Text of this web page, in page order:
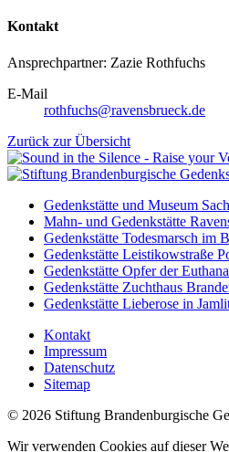
Kontakt
Ansprechpartner: Zazie Rothfuchs
E-Mail
rothfuchs@ravensbrueck.de
Zurück zur Übersicht
Gedenkstätte und Museum
Mahn- und Gedenkstätte
Gedenkstätte Todesmarsch im
Gedenkstätte Leistikowstraße
Gedenkstätte Opfer der
Gedenkstätte Zuchthaus
Gedenkstätte Lieberose in
Kontakt
Impressum
Datenschutz
Sitemap
© 2026 Stiftung Brandenburgische
Wir verwenden Cookies auf dieser